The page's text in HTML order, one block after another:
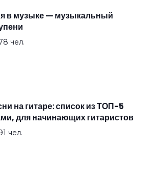
в музыке — музыкальный
чел.
на гитаре: список из ТОП-5
для начинающих гитаристов
чел.